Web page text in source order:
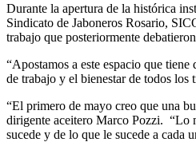
Durante la apertura de la histórica
Sindicato de Jaboneros Rosario,
trabajo que posteriormente
“Apostamos a este espacio que
de trabajo y el bienestar de todos
“El primero de mayo creo que una
dirigente aceitero Marco Pozzi. “Lo
sucede y de lo que le sucede a